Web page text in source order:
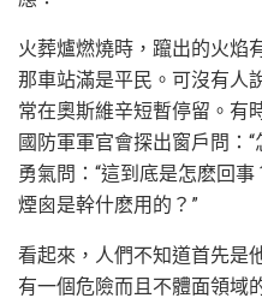
火葬爐燃燒時，躥出的火焰
那車站滿是平民。可沒有人
常在奧斯維辛短暫停留。有
國防軍軍官會探出窗戶問：
勇氣問：“這到底是怎麽回
煙囪是幹什麽用的？”
看起來，人們不知道首先是
有一個危險而且不體面領域